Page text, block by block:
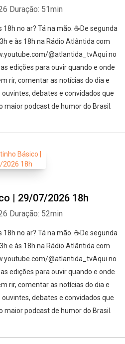
Duração: 51min
no ar? Tá na mão. ☕De segunda
e às 18h na Rádio Atlântida com
@atlantida_tvAqui no
edições para ouvir quando e onde
rir, comentar as notícias do dia e
debates e convidados que
podcast de humor do Brasil.
| 29/07/2026 18h
Duração: 52min
no ar? Tá na mão. ☕De segunda
e às 18h na Rádio Atlântida com
@atlantida_tvAqui no
edições para ouvir quando e onde
rir, comentar as notícias do dia e
debates e convidados que
podcast de humor do Brasil.